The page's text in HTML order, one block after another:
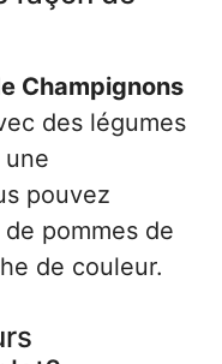
Champignons
des légumes
pouvez
de pommes de
de couleur.